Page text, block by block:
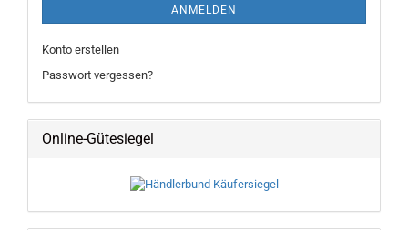
ANMELDEN
Konto erstellen
Passwort vergessen?
Online-Gütesiegel